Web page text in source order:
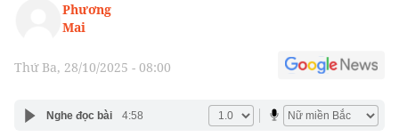
Phương
Mai
Thứ Ba, 28/10/2025 - 08:00
Nghe đọc bài 4:58